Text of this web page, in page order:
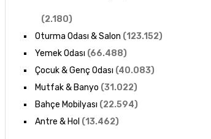
(2.180)
Oturma Odası & Salon (123.152)
Yemek Odası (66.488)
Çocuk & Genç Odası (40.083)
Mutfak & Banyo (31.022)
Bahçe Mobilyası (22.594)
Antre & Hol (13.462)